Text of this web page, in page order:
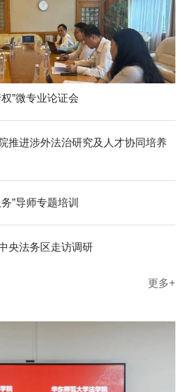
更多+
”微专业论证会
推进涉外法治研究及人才协同培养
”导师专题培训
央法务区走访调研